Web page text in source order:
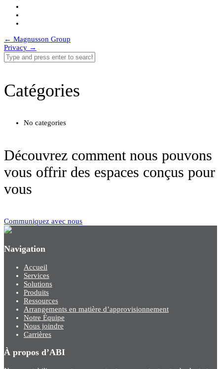
Post
navigation
← Magnusson Group
Privacy →
Catégories
No categories
Découvrez comment nous pouvons
vous offrir des espaces conçus pour
vous
Communiquez avec nous
Navigation
Accueil
Services
Solutions
Produits
Ressources
Arrangements en matière d’approvisionnement
Notre Équipe
Nous joindre
Carrières
À propos d’ABI